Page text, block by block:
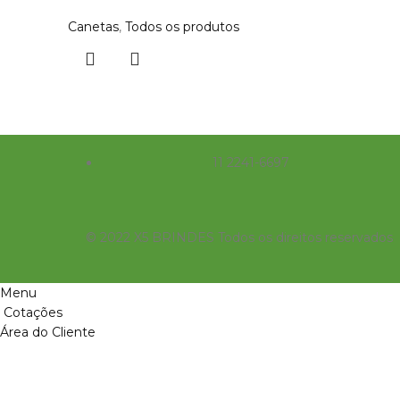
Canetas, Todos os produtos
11 2241-6697
© 2022 X5 BRINDES Todos os direitos reservados
Menu
Cotações
Área do Cliente